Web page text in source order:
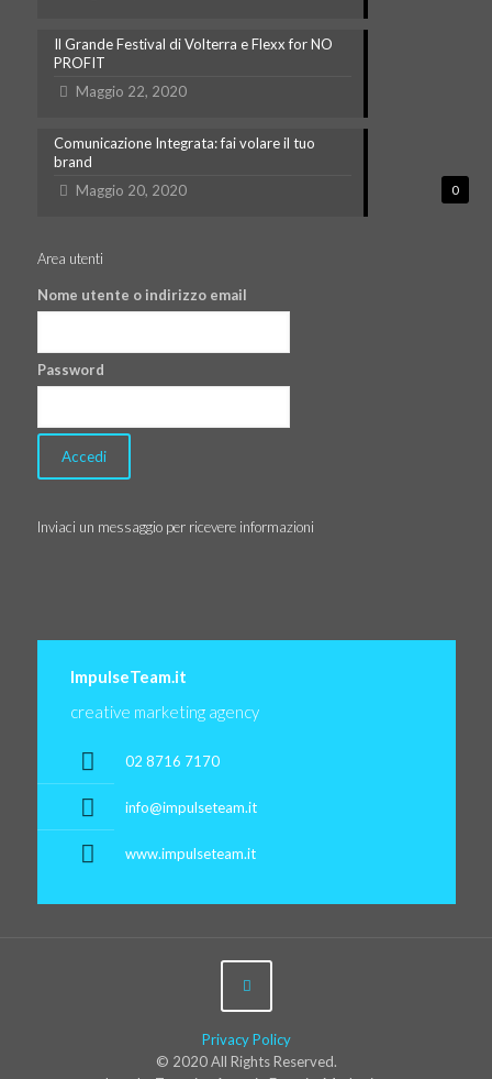
Il Grande Festival di Volterra e Flexx for NO
PROFIT
Maggio 22, 2020
0
Comunicazione Integrata: fai volare il tuo
brand
Maggio 20, 2020
Area utenti
Nome utente o indirizzo email
Password
Inviaci un messaggio per ricevere informazioni
ImpulseTeam.it
creative marketing agency
02 8716 7170
info@impulseteam.it
www.impulseteam.it
Privacy Policy
© 2020 All Rights Reserved.